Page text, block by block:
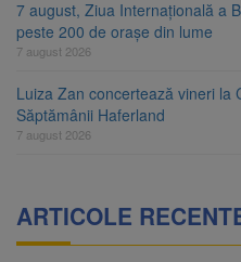
7 august, Ziua Internațională a
peste 200 de orașe din lume
7 august 2026
Luiza Zan concertează vineri la
Săptămânii Haferland
7 august 2026
ARTICOLE